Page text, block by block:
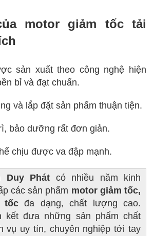
motor giảm tốc tải
sản xuất theo công nghệ hiện
bỉ và đạt chuẩn.
và lắp đặt sản phẩm thuận tiện.
bảo dưỡng rất đơn giản.
chịu được va đập mạnh.
Duy Phát có nhiều năm kinh
các sản phẩm motor giảm tốc,
tốcđa dạng, chất lượng cao.
kết đưa những sản phẩm chất
vụ uy tín, chuyên nghiệp tới tay